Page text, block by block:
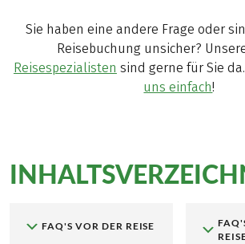
Sie haben eine andere Frage oder
Reisebuchung unsicher?
Reisespezialisten sind gerne für Sie da.
uns einfach!
FAQ'S VOR DER REISE